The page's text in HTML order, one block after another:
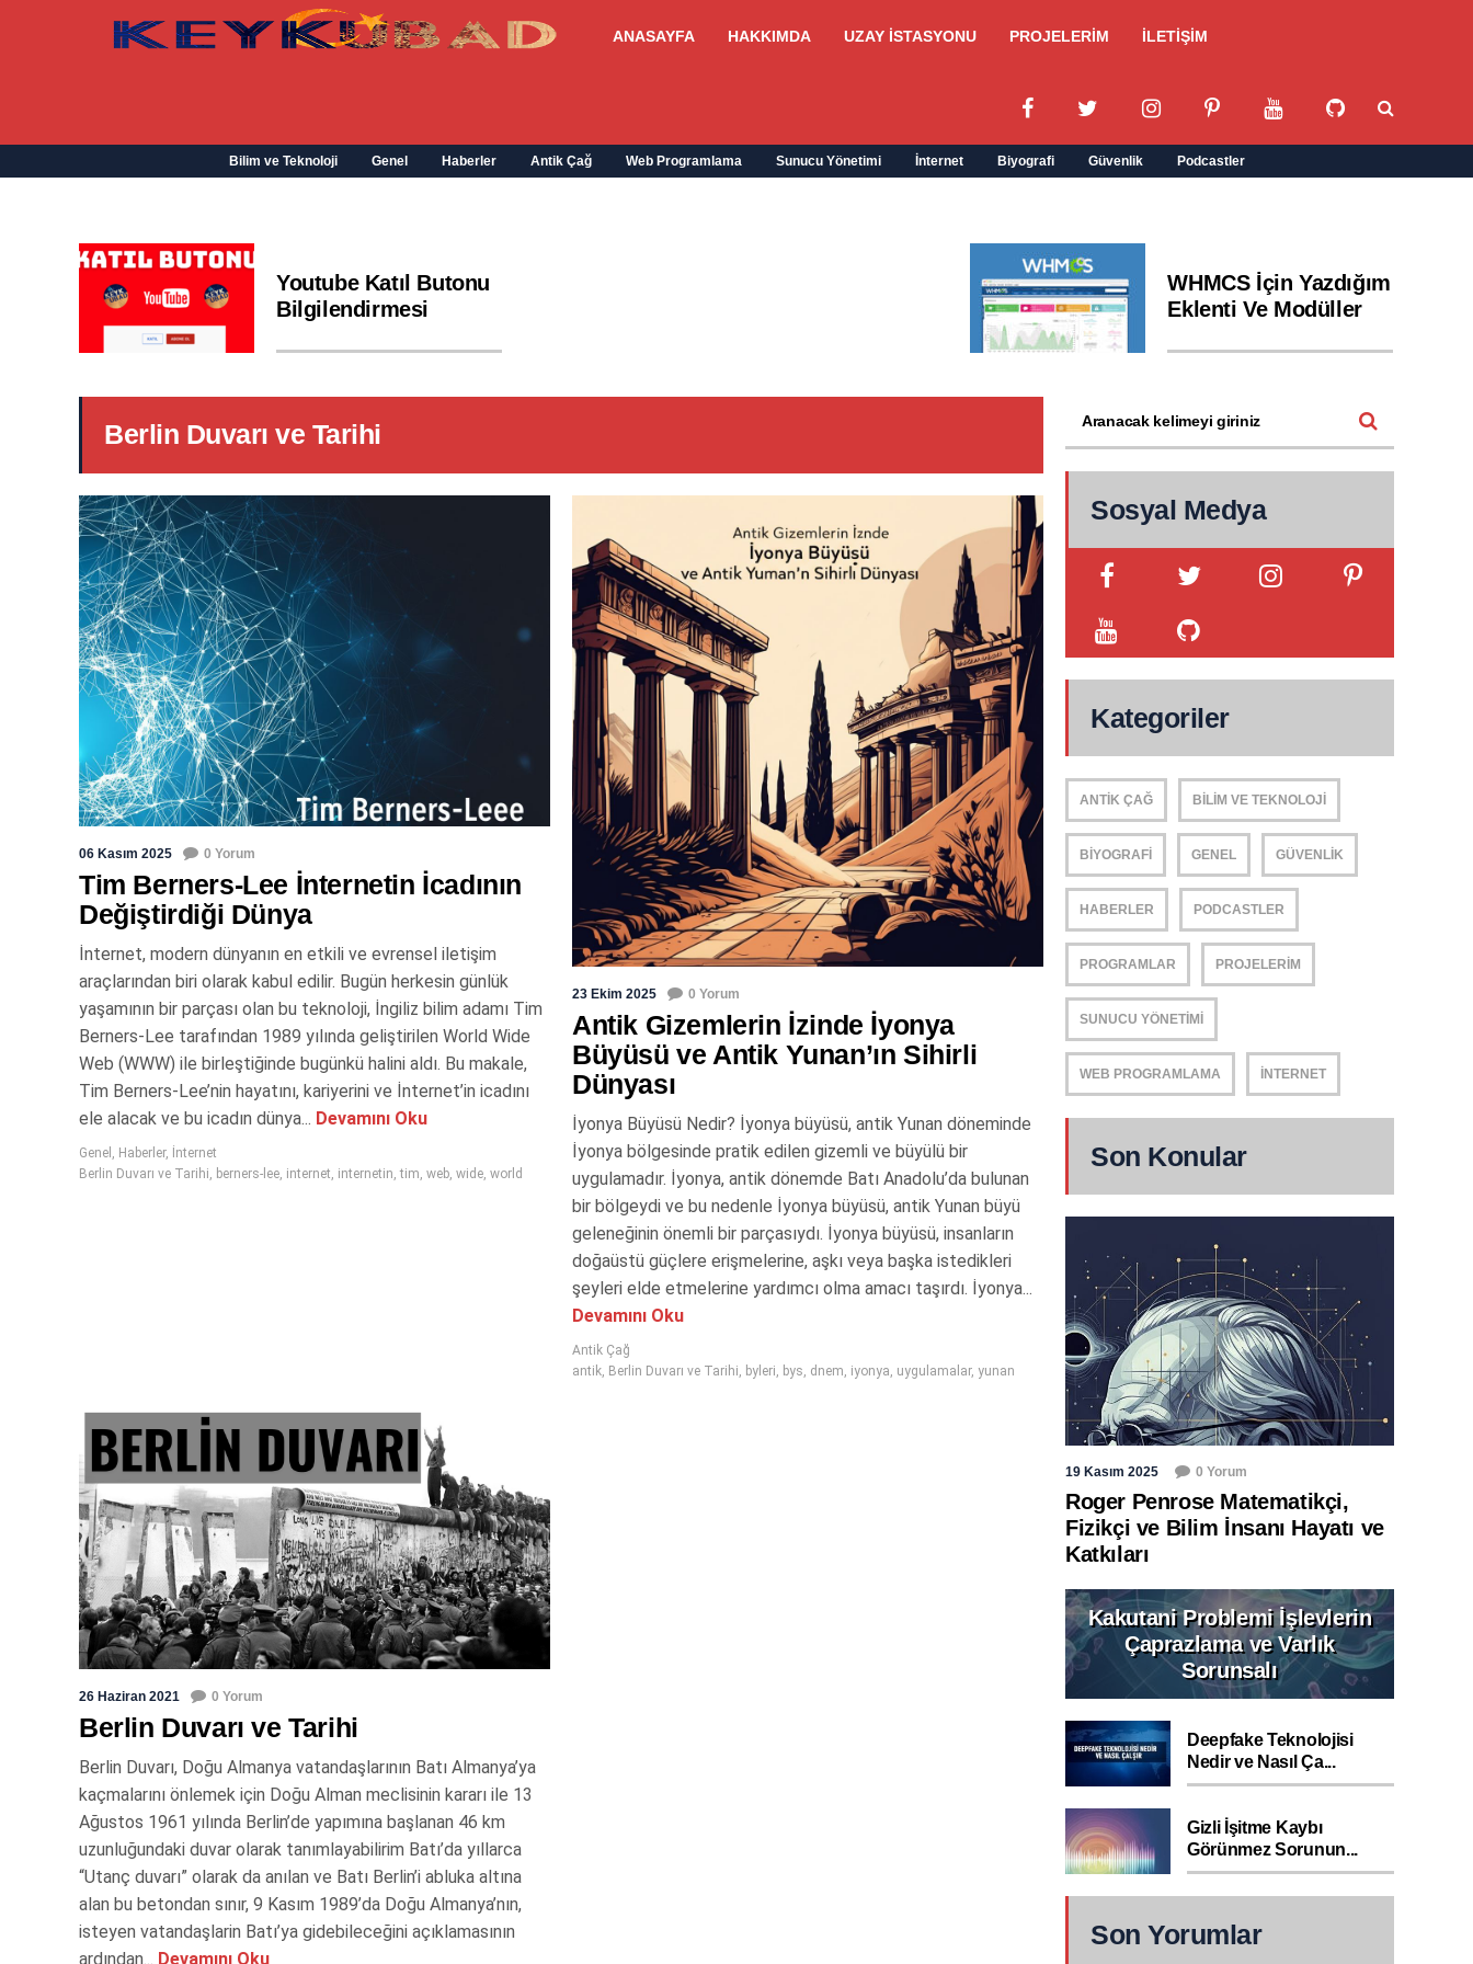
ANASAYFA HAKKIMDA UZAY İSTASYONU PROJELERİM İLETİŞİM
Bilim ve Teknoloji Genel Haberler Antik Çağ Web Programlama Sunucu Yönetimi İnternet Biyografi Güvenlik Podcastler
Youtube Katıl Butonu
Bilgilendirmesi
WHMCS İçin Yazdığım
Eklenti Ve Modüller
Berlin Duvarı ve Tarihi
06 Kasım 2025 0 Yorum
Tim Berners-Lee İnternetin İcadının
Değiştirdiği Dünya
İnternet, modern dünyanın en etkili ve evrensel iletişim
araçlarından biri olarak kabul edilir. Bugün herkesin günlük
yaşamının bir parçası olan bu teknoloji, İngiliz bilim adamı Tim
Berners-Lee tarafından 1989 yılında geliştirilen World Wide
Web (WWW) ile birleştiğinde bugünkü halini aldı. Bu makale,
Tim Berners-Lee’nin hayatını, kariyerini ve İnternet’in icadını
ele alacak ve bu icadın dünya... Devamını Oku
Genel , Haberler, İnternet
Berlin Duvarı ve Tarihi, berners-lee, internet, internetin,tim, web, wide, world
23 Ekim 2025 0 Yorum
Antik Gizemlerin İzinde İyonya
Büyüsü ve Antik Yunan’ın Sihirli
Dünyası
İyonya Büyüsü Nedir? İyonya büyüsü, antik Yunan döneminde
İyonya bölgesinde pratik edilen gizemli ve büyülü bir
uygulamadır. İyonya, antik dönemde Batı Anadolu’da bulunan
bir bölgeydi ve bu nedenle İyonya büyüsü, antik Yunan büyü
geleneğinin önemli bir parçasıydı. İyonya büyüsü, insanların
doğaüstü güçlere erişmelerine, aşkı veya başka istedikleri
şeyleri elde etmelerine yardımcı olma amacı taşırdı. İyonya...
Devamını Oku
Antik Çağ
antik, Berlin Duvarı ve Tarihi, byleri, bys, dnem, iyonya, uygulamalar, yunan
26 Haziran 2021 0 Yorum
Berlin Duvarı ve Tarihi
Berlin Duvarı, Doğu Almanya vatandaşlarının Batı Almanya’ya
kaçmalarını önlemek için Doğu Alman meclisinin kararı ile 13
Ağustos 1961 yılında Berlin’de yapımına başlanan 46 km
uzunluğundaki duvar olarak tanımlayabilirim Batı’da yıllarca
“Utanç duvarı” olarak da anılan ve Batı Berlin’i abluka altına
alan bu betondan sınır, 9 Kasım 1989’da Doğu Almanya’nın,
isteyen vatandaşlarin Batı’ya gidebileceğini açıklamasının
ardından... Devamını Oku
Sosyal Medya
Kategoriler
ANTIK ÇAĞ BILIM VE TEKNOLOJI
BIYOGRAFI GENEL GÜVENLIK
HABERLER PODCASTLER
PROGRAMLAR PROJELERIM
SUNUCU YÖNETIMI
WEB PROGRAMLAMA İNTERNET
Son Konular
19 Kasım 2025 0 Yorum
Roger Penrose Matematikçi,
Fizikçi ve Bilim İnsanı Hayatı ve
Katkıları
Kakutani Problemi İşlevlerin
Çaprazlama ve Varlık
Sorunsalı
Deepfake Teknolojisi
Nedir ve Nasıl Ça...
Gizli İşitme Kaybı
Görünmez Sorunun...
Son Yorumlar